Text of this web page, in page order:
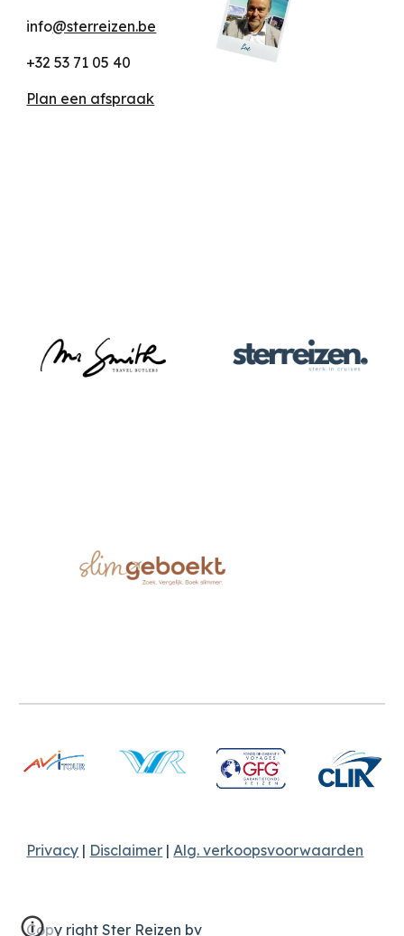
info@sterreizen.be
+32 53 71 05 40
Plan een afspraak
Privacy | Disclaimer |Alg. verkoopsvoorwaarden
Copy right Ster Reizen bv